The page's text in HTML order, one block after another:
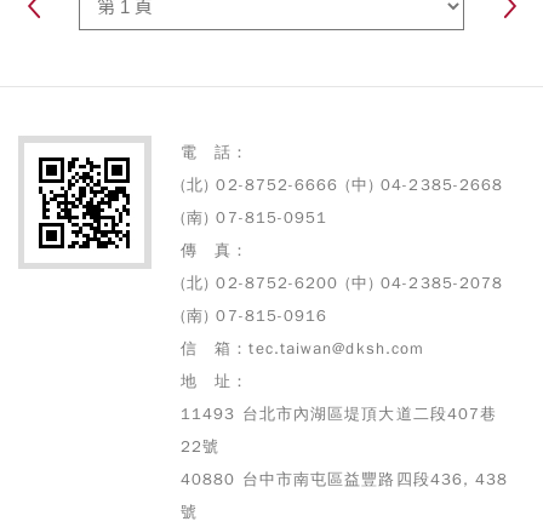
在咖啡廳老闆的眼中，卻是不
他的咖啡工具收藏，從令人莞
爾的拉花骰子到精工咖啡手沖
壺，無一不讓我們欽佩年紀輕
輕的他對於咖啡用具的講究與
深厚的咖啡知識。也讓人更難
以想像，這樣一位兼具專業與
熱誠的咖啡職人，竟然只有
集，典雅脫俗的 ACME 已逐
ACME Shilin 美好生活的秘密
都藏在這了!
電 話：
(北) 02-8752-6666 (中) 04-2385-2668
(南) 07-815-0951
傳 真：
(北) 02-8752-6200 (中) 04-2385-2078
(南) 07-815-0916
信 箱：tec.taiwan@dksh.com
地 址：
11493 台北市內湖區堤頂大道二段407巷
22號
40880 台中市南屯區益豐路四段436, 438
號